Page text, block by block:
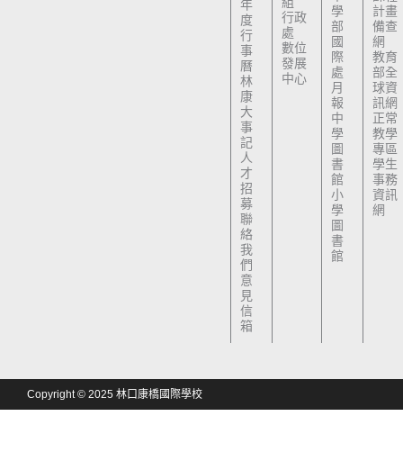
年
度
行
事
曆
林
康
大
事
記
人
才
招
募
聯
絡
我
們
意
見
信
箱
行政
處
數位
發展
中心
學
部
國
際
處
月
報
中
學
圖
書
館
小
學
圖
書
館
計畫
備查
網
教育
部全
球資
訊網
正常
教學
專區
學生
事務
資訊
網
Copyright © 2025 林口康橋國際學校